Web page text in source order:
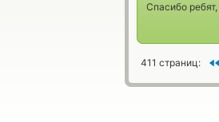
Спасибо
411 страниц: